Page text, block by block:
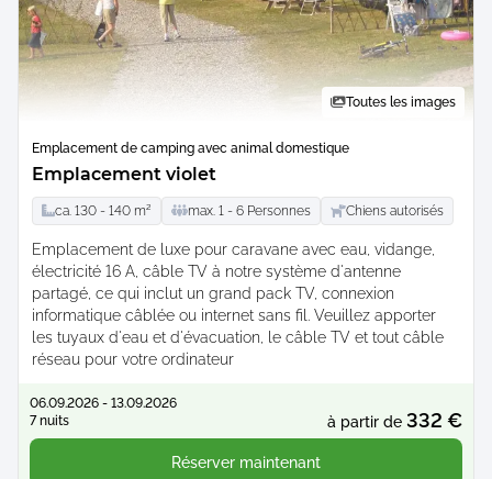
Toutes les images
Emplacement de camping avec animal domestique
Emplacement violet
ca. 130 - 140 m² max. 1 - 6 Personnes Chiens autorisés
Emplacement de luxe pour caravane avec eau, vidange,
électricité 16 A, câble TV à notre système d'antenne
partagé, ce qui inclut un grand pack TV, connexion
informatique câblée ou internet sans fil. Veuillez apporter
les tuyaux d'eau et d'évacuation, le câble TV et tout câble
réseau pour votre ordinateur
06.09.2026 - 13.09.2026
7 nuits
à partir de 332 €
Réserver maintenant